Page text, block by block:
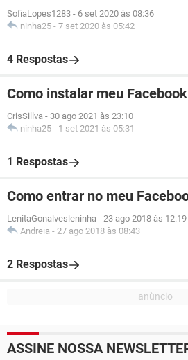
SofiaLopes1283 - 6 set 2020 às 08:36
ninha25 - 7 set 2020 às 05:42
4 Respostas
Como instalar meu
CrisSillva - 30 ago 2021 às 23:10
ninha25 - 1 set 2021 às 05:31
1 Respostas
Como entrar no meu
LenitaGonalvesleninha - 23 ago 2018 às 12:19
Andreia - 27 ago 2018 às 08:43
2 Respostas
ASSINE NOSSA